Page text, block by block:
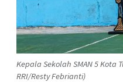
Kepala Sekolah SMAN 5 Kota
RRI/Resty Febrianti)